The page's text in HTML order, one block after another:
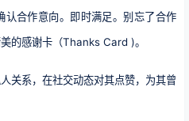
认合作意向。即时满足。别忘了合作
的感谢卡（Thanks Card )。
关系，在社交动态对其点赞，为其曾